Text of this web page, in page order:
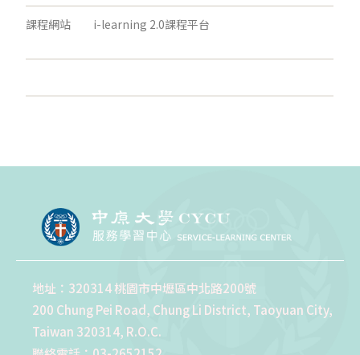
課程網站 i-learning 2.0課程平台
地址：320314 桃園市中壢區中北路200號
200 Chung Pei Road, Chung Li District, Taoyuan City,
Taiwan 320314, R.O.C.